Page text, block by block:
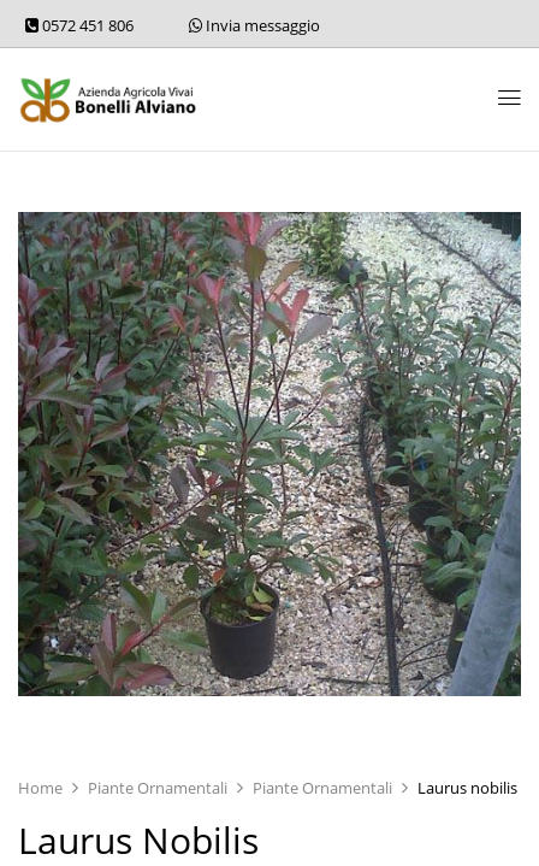
0572 451 806 Invia messaggio
Home Piante Ornamentali Piante Ornamentali Laurus nobilis
Laurus Nobilis